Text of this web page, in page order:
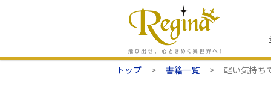
トップ 書籍一覧 軽い気持ち